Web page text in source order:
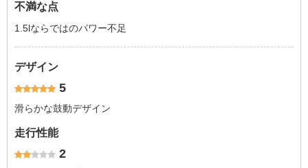
不満な点
1.5lならではのパワー不足
デザイン
5
滑らかな鼓動デザイン
走行性能
2